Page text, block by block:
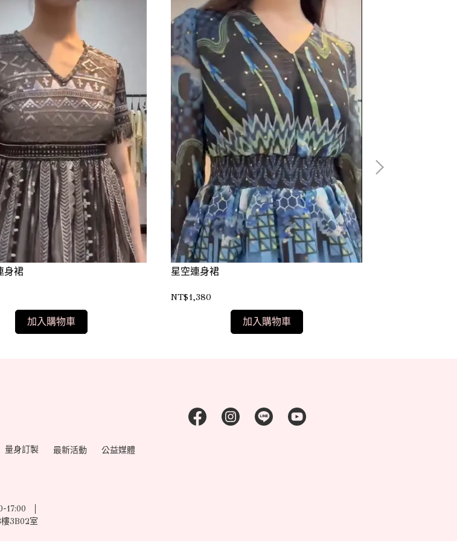
身裙
加入購物車
星空連身裙
NT$1,380
加入購物車
量身訂製 最新活動
公益媒體
17:00
3B02室